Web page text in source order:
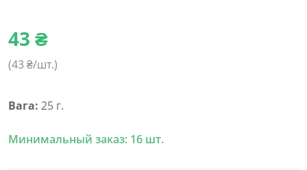
43 ₴
(43 ₴/шт.)
Вага: 25 г.
Минимальный заказ: 16 шт.